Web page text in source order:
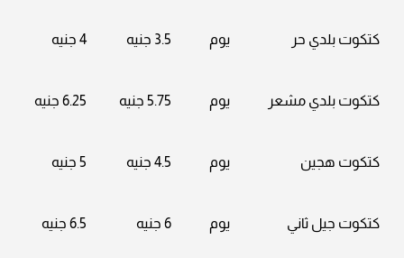
كتكوت بلدي حر يوم 3.5 جنيه 4 جنيه
كتكوت بلدي مشعر يوم 5.75 جنيه 6.25 جنيه
كتكوت هجين يوم 4.5 جنيه 5 جنيه
كتكوت جيل ثاني يوم 6 جنيه 6.5 جنيه